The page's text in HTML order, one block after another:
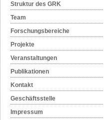
Struktur des GRK
Team
Forschungsbereiche
Projekte
Veranstaltungen
Publikationen
Kontakt
Geschäftsstelle
Impressum